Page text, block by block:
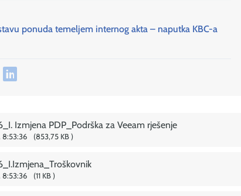
ponuda temeljem internog akta – naputka KBC-a
Izmjena PDP_Podrška za Veeam rješenje
8:53:36 853,75 KB
8:53:36 11 KB